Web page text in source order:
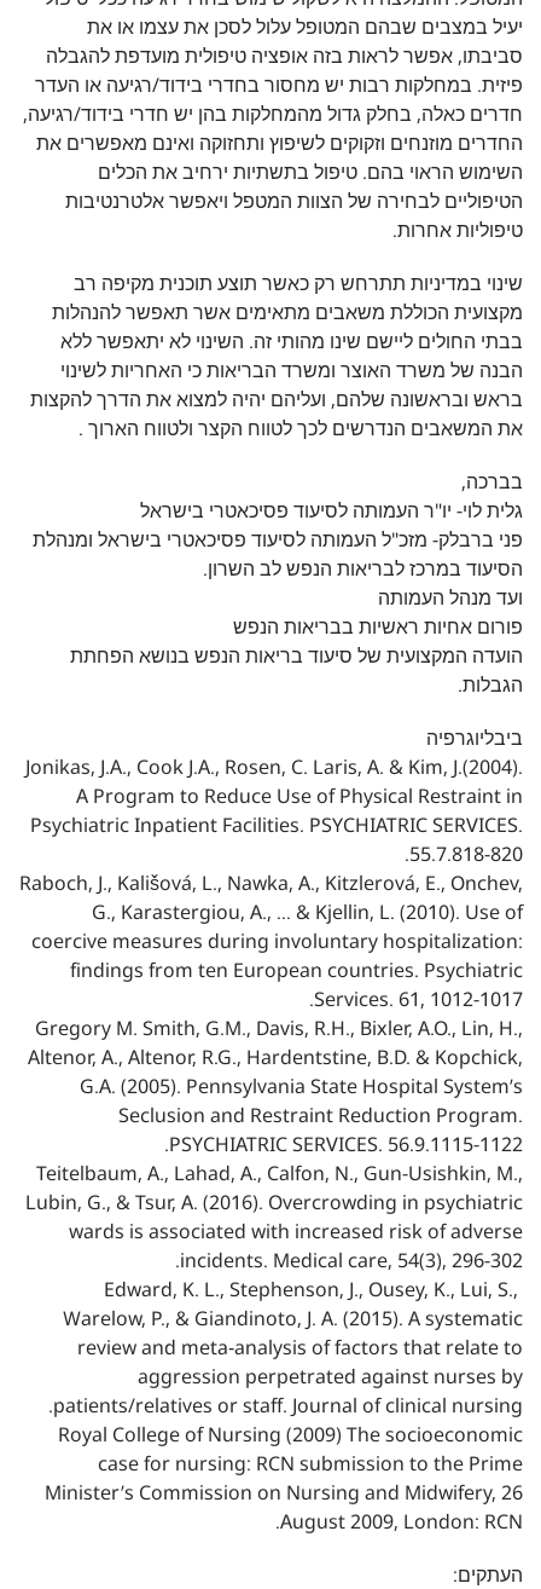
יעיל במצבים שבהם המטופל עלול לסכן את עצמו או את
סביבתו, אפשר לראות בזה אופציה טיפולית מועדפת להגבלה
פיזית. במחלקות רבות יש מחסור בחדרי בידוד/רגיעה או העדר
חדרים כאלה, בחלק גדול מהמחלקות בהן יש חדרי בידוד/רגיעה,
החדרים מוזנחים וזקוקים לשיפוץ ותחזוקה ואינם מאפשרים את
השימוש הראוי בהם. טיפול בתשתיות ירחיב את הכלים
הטיפוליים לבחירה של הצוות המטפל ויאפשר אלטרנטיבות
טיפוליות אחרות.
שינוי במדיניות תתרחש רק כאשר תוצע תוכנית מקיפה רב
מקצועית הכוללת משאבים מתאימים אשר תאפשר להנהלות
בבתי החולים ליישם שינו מהותי זה. השינוי לא יתאפשר ללא
הבנה של משרד האוצר ומשרד הבריאות כי האחריות לשינוי
בראש ובראשונה שלהם, ועליהם יהיה למצוא את הדרך להקצות
את המשאבים הנדרשים לכך לטווח הקצר ולטווח הארוך .
בברכה,
גלית לוי- יו"ר העמותה לסיעוד פסיכאטרי בישראל
פני ברבלק- מזכ"ל העמותה לסיעוד פסיכאטרי בישראל ומנהלת
הסיעוד במרכז לבריאות הנפש לב השרון.
ועד מנהל העמותה
פורום אחיות ראשיות בבריאות הנפש
הועדה המקצועית של סיעוד בריאות הנפש בנושא הפחתת
הגבלות.
ביבליוגרפיה
Jonikas, J.A., Cook J.A., Rosen, C. Laris, A. & Kim, J.(2004).
A Program to Reduce Use of Physical Restraint in
Psychiatric Inpatient Facilities. PSYCHIATRIC SERVICES.
55.7.818-820.
Raboch, J., Kališová, L., Nawka, A., Kitzlerová, E., Onchev,
G., Karastergiou, A., … & Kjellin, L. (2010). Use of
coercive measures during involuntary hospitalization:
findings from ten European countries. Psychiatric
Services. 61, 1012-1017.‏
Gregory M. Smith, G.M., Davis, R.H., Bixler, A.O., Lin, H.,
Altenor, A., Altenor, R.G., Hardentstine, B.D. & Kopchick,
G.A. (2005). Pennsylvania State Hospital System’s
Seclusion and Restraint Reduction Program.
PSYCHIATRIC SERVICES. 56.9.1115-1122.
Teitelbaum, A., Lahad, A., Calfon, N., Gun-Usishkin, M.,
Lubin, G., & Tsur, A. (2016). Overcrowding in psychiatric
wards is associated with increased risk of adverse
incidents. Medical care, 54(3), 296-302.
‏ Edward, K. L., Stephenson, J., Ousey, K., Lui, S.,
Warelow, P., & Giandinoto, J. A. (2015). A systematic
review and meta‐analysis of factors that relate to
aggression perpetrated against nurses by
patients/relatives or staff. Journal of clinical nursing.
‏Royal College of Nursing (2009) The socioeconomic
case for nursing: RCN submission to the Prime
Minister’s Commission on Nursing and Midwifery, 26
August 2009, London: RCN.
העתקים: